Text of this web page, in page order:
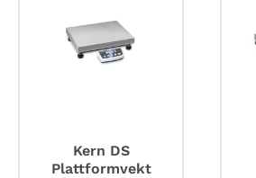
Kern DS
Plattformvekt